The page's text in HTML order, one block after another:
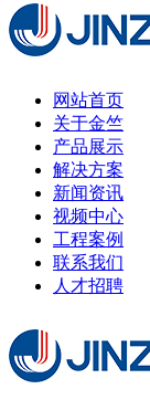
网站首页
关于金竺
产品展示
解决方案
新闻资讯
视频中心
工程案例
联系我们
人才招聘